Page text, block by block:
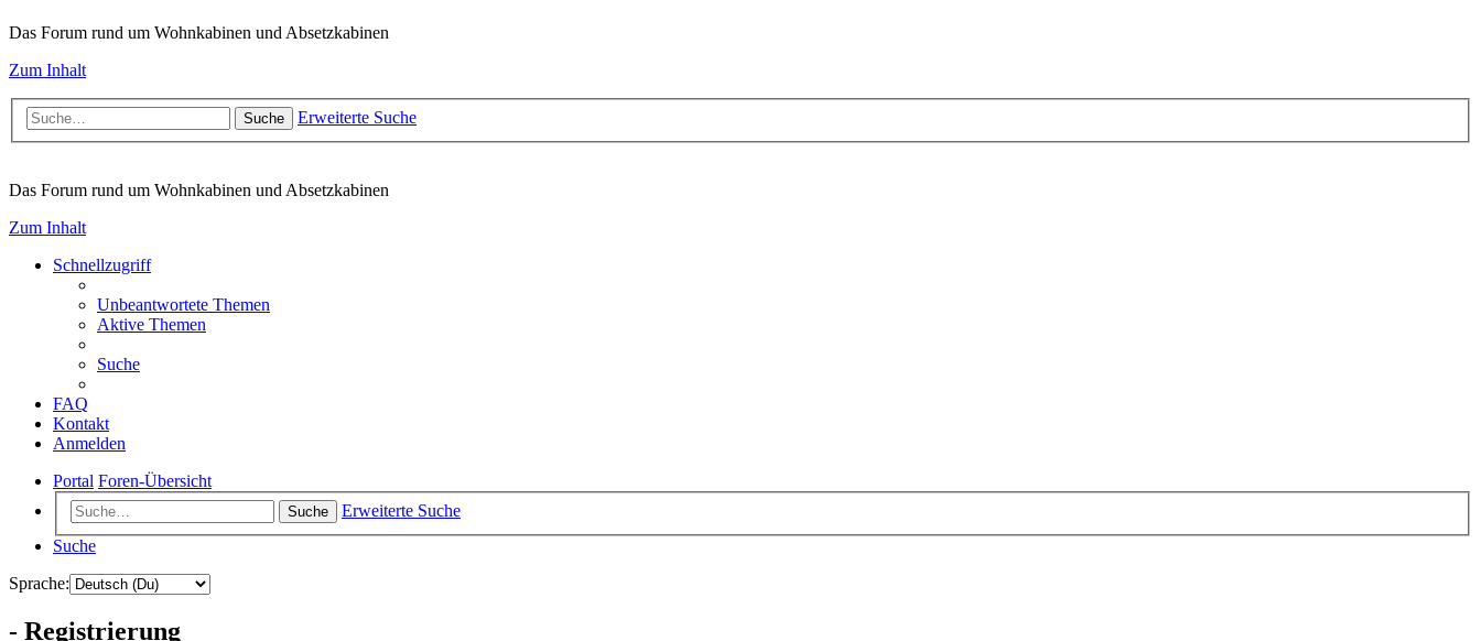
Das Forum rund um Wohnkabinen und Absetzkabinen
Zum Inhalt
Suche Erweiterte Suche
Das Forum rund um Wohnkabinen und Absetzkabinen
Zum Inhalt
Schnellzugriff
Unbeantwortete Themen
Aktive Themen
Suche
FAQ
Kontakt
Anmelden
Portal Foren-Übersicht
Suche
Erweiterte Suche
Suche
Sprache:
- Registrierung